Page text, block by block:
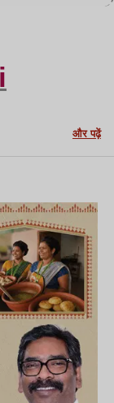
और पढ़ें